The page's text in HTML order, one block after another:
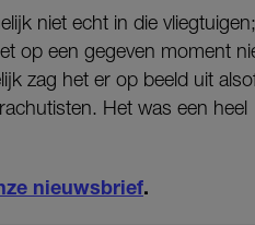
niet echt in die
op een gegeven moment
zag het er op beeld uit
Het was een heel
nieuwsbrief.